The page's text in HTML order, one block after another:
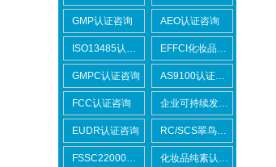
GMP认证咨询 AEO认证咨询
ISO13485认证咨询 EFFCI化妆品原料认证咨询
GMPC认证咨询 AS9100认证咨询
FCC认证咨询 企业可持续发展SCORE认证咨询
EUDR认证咨询 RC/SCS翠鸟认证咨询
FSSC22000认证咨询 化妆品纯素认证咨询